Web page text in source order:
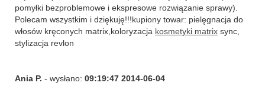
pomyłki bezproblemowe i ekspresowe rozwiązanie sprawy).
Polecam wszystkim i dziękuję!!!kupiony towar: pielęgnacja do
włosów kręconych matrix,koloryzacja kosmetyki matrix sync,
stylizacja revlon
Ania P. - wysłano: 09:19:47 2014-06-04